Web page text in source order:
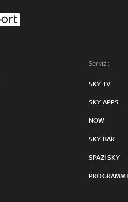
Servizi:
SKY TV
SKY APPS
NOW
SKY BAR
SPAZI SKY
PROGRAMMI